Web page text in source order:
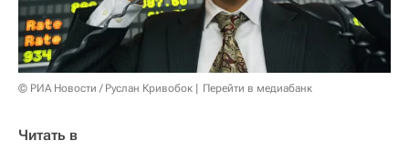
© РИА Новости / Руслан Кривобок Перейти в медиабанк
Читать в